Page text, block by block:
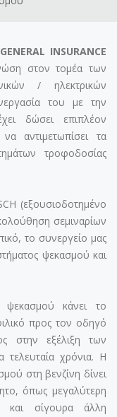
GENERAL INSURANCE
στον τομέα των
/ ηλεκτρικών
του με την
δώσει επιπλέον
αντιμετωπίσει τα
τροφοδοσίας
(εξουσιοδοτημένο
σεμιναρίων
το συνεργείο μας
ψεκασμού και
ψεκασμού κάνει το
προς τον οδηγό
στην εξέλιξη των
τελευταία χρόνια. Η
στη βενζίνη δίνει
όπως μεγαλύτερη
και σίγουρα άλλη